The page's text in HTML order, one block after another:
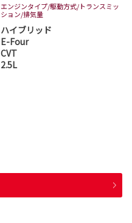
エンジンタイプ/駆動方式/トランスミッ
ション/排気量
ハイブリッド
E-Four
CVT
2.5L